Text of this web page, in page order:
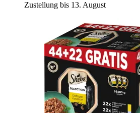
Zustellung bis 13. August